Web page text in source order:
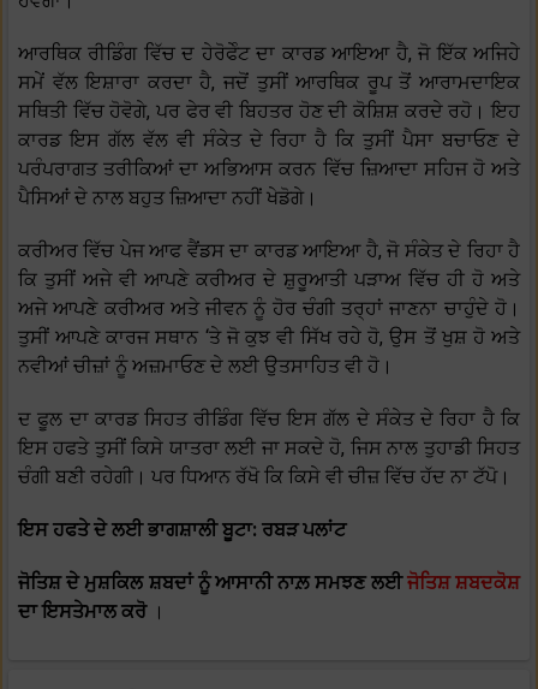
ਆਰਥਿਕ ਰੀਡਿੰਗ ਵਿੱਚ ਦ ਹੇਰੋਫੇੰਟ ਦਾ ਕਾਰਡ ਆਇਆ ਹੈ, ਜੋ ਇੱਕ ਅਜਿਹੇ
ਸਮੇਂ ਵੱਲ ਇਸ਼ਾਰਾ ਕਰਦਾ ਹੈ, ਜਦੋਂ ਤੁਸੀਂ ਆਰਥਿਕ ਰੂਪ ਤੋਂ ਆਰਾਮਦਾਇਕ
ਸਥਿਤੀ ਵਿੱਚ ਹੋਵੋਗੇ, ਪਰ ਫੇਰ ਵੀ ਬਿਹਤਰ ਹੋਣ ਦੀ ਕੋਸ਼ਿਸ਼ ਕਰਦੇ ਰਹੋ। ਇਹ
ਕਾਰਡ ਇਸ ਗੱਲ ਵੱਲ ਵੀ ਸੰਕੇਤ ਦੇ ਰਿਹਾ ਹੈ ਕਿ ਤੁਸੀਂ ਪੈਸਾ ਬਚਾਓਣ ਦੇ
ਪਰੰਪਰਾਗਤ ਤਰੀਕਿਆਂ ਦਾ ਅਭਿਆਸ ਕਰਨ ਵਿੱਚ ਜ਼ਿਆਦਾ ਸਹਿਜ ਹੋ ਅਤੇ
ਪੈਸਿਆਂ ਦੇ ਨਾਲ ਬਹੁਤ ਜ਼ਿਆਦਾ ਨਹੀਂ ਖੇਡੋਗੇ।
ਕਰੀਅਰ ਵਿੱਚ ਪੇਜ ਆਫ ਵੈਂਡਸ ਦਾ ਕਾਰਡ ਆਇਆ ਹੈ, ਜੋ ਸੰਕੇਤ ਦੇ ਰਿਹਾ ਹੈ
ਕਿ ਤੁਸੀਂ ਅਜੇ ਵੀ ਆਪਣੇ ਕਰੀਅਰ ਦੇ ਸ਼ੁਰੂਆਤੀ ਪੜਾਅ ਵਿੱਚ ਹੀ ਹੋ ਅਤੇ
ਅਜੇ ਆਪਣੇ ਕਰੀਅਰ ਅਤੇ ਜੀਵਨ ਨੂੰ ਹੋਰ ਚੰਗੀ ਤਰ੍ਹਾਂ ਜਾਣਨਾ ਚਾਹੁੰਦੇ ਹੋ।
ਤੁਸੀਂ ਆਪਣੇ ਕਾਰਜ ਸਥਾਨ ‘ਤੇ ਜੋ ਕੁਝ ਵੀ ਸਿੱਖ ਰਹੇ ਹੋ, ਉਸ ਤੋਂ ਖੁਸ਼ ਹੋ ਅਤੇ
ਨਵੀਆਂ ਚੀਜ਼ਾਂ ਨੂੰ ਅਜ਼ਮਾਓਣ ਦੇ ਲਈ ਉਤਸਾਹਿਤ ਵੀ ਹੋ।
ਦ ਫੂਲ ਦਾ ਕਾਰਡ ਸਿਹਤ ਰੀਡਿੰਗ ਵਿੱਚ ਇਸ ਗੱਲ ਦੇ ਸੰਕੇਤ ਦੇ ਰਿਹਾ ਹੈ ਕਿ
ਇਸ ਹਫਤੇ ਤੁਸੀਂ ਕਿਸੇ ਯਾਤਰਾ ਲਈ ਜਾ ਸਕਦੇ ਹੋ, ਜਿਸ ਨਾਲ ਤੁਹਾਡੀ ਸਿਹਤ
ਚੰਗੀ ਬਣੀ ਰਹੇਗੀ। ਪਰ ਧਿਆਨ ਰੱਖੋ ਕਿ ਕਿਸੇ ਵੀ ਚੀਜ਼ ਵਿੱਚ ਹੱਦ ਨਾ ਟੱਪੋ।
ਇਸ ਹਫਤੇ ਦੇ ਲਈ ਭਾਗਸ਼ਾਲੀ ਬੂਟਾ: ਰਬੜ ਪਲਾਂਟ
ਜੋਤਿਸ਼ ਦੇ ਮੁਸ਼ਕਿਲ ਸ਼ਬਦਾਂ ਨੂੰ ਆਸਾਨੀ ਨਾਲ਼ ਸਮਝਣ ਲਈਜੋਤਿਸ਼ ਸ਼ਬਦਕੋਸ਼
ਦਾ ਇਸਤੇਮਾਲ ਕਰੋ ।